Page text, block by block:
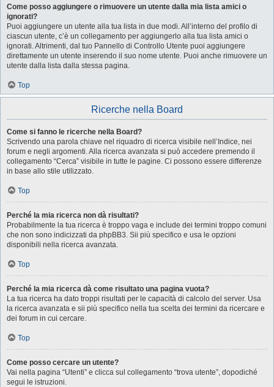
Come posso aggiungere o rimuovere un utente dalla mia lista amici o
ignorati?
Puoi aggiungere un utente alla tua lista in due modi. All’interno del profilo di
ciascun utente, c’è un collegamento per aggiungerlo alla tua lista amici o
ignorati. Altrimenti, dal tuo Pannello di Controllo Utente puoi aggiungere
direttamente un utente inserendo il suo nome utente. Puoi anche rimuovere un
utente dalla lista dalla stessa pagina.
Top
Ricerche nella Board
Come si fanno le ricerche nella Board?
Scrivendo una parola chiave nel riquadro di ricerca visibile nell’Indice, nei
forum e negli argomenti. Alla ricerca avanzata si può accedere premendo il
collegamento “Cerca” visibile in tutte le pagine. Ci possono essere differenze
in base allo stile utilizzato.
Top
Perché la mia ricerca non dà risultati?
Probabilmente la tua ricerca è troppo vaga e include dei termini troppo comuni
che non sono indicizzati da phpBB3. Sii più specifico e usa le opzioni
disponibili nella ricerca avanzata.
Top
Perché la mia ricerca dà come risultato una pagina vuota?
La tua ricerca ha dato troppi risultati per le capacità di calcolo del server. Usa
la ricerca avanzata e sii più specifico nella tua scelta dei termini da ricercare e
dei forum in cui cercare.
Top
Come posso cercare un utente?
Vai nella pagina “Utenti” e clicca sul collegamento “trova utente”, dopodiché
segui le istruzioni.